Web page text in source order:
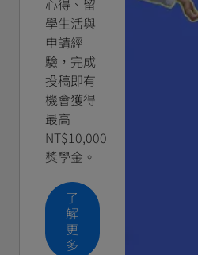
心得、留
學生活與
申請經
驗，完成
投稿即有
機會獲得
最高
NT$10,000
獎學金。
了
解
更
多